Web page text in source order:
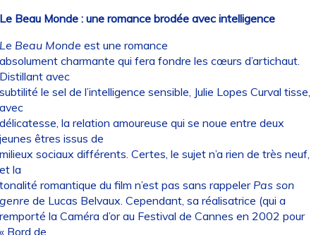
Beau Monde : une romance brodée avec intelligence
Beau Monde est une romance
charmante qui fera fondre les cœurs d’artichaut.
avec
le sel de l’intelligence sensible, Julie Lopes Curval tisse,
la relation amoureuse qui se noue entre deux
êtres issus de
sociaux différents. Certes, le sujet n’a rien de très neuf,
la
romantique du film n’est pas sans rappeler Pas son
de Lucas Belvaux. Cependant, sa réalisatrice (qui a
la Caméra d’or au Festival de Cannes en 2002 pour
Bord de